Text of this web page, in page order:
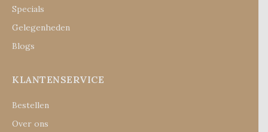
Specials
Gelegenheden
Blogs
KLANTENSERVICE
Bestellen
Over ons